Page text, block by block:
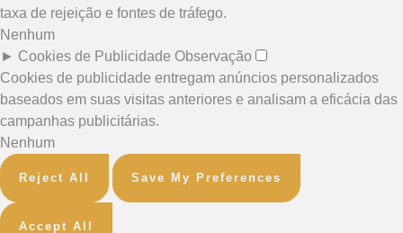
taxa de rejeição e fontes de tráfego.
Nenhum
► Cookies de Publicidade Observação
Cookies de publicidade entregam anúncios personalizados
baseados em suas visitas anteriores e analisam a eficácia das
campanhas publicitárias.
Nenhum
Reject All Save My Preferences
Accept All